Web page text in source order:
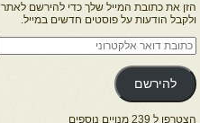
הזן את כתובת המייל שלך כדי להירשם לאתר
ולקבל הודעות על פוסטים חדשים במייל.
כתובת
דואר
אלקטרוני
להירשם
הצטרפו ל 239 מנויים נוספים